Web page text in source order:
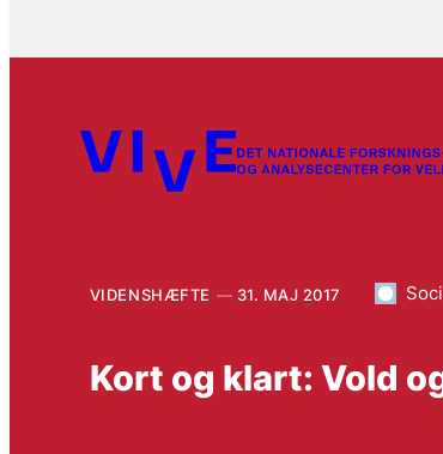
VIDENSHÆFTE 31. MAJ 2017
Kort og klart: Vold